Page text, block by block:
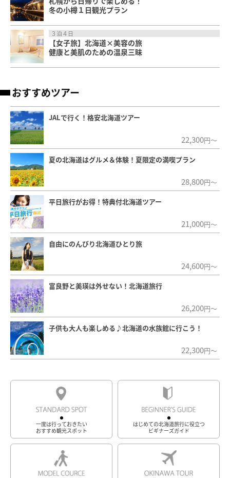
冬の小樽１日観光プラン
３泊４日
【女子旅】北海道×美容の旅
健康と美肌のための温泉三昧
おすすめツアー
JALで行く！格安北海道ツアー
22,300円～
夏の北海道はグルメ＆体験！夏限定の満喫プラン
28,800円～
平日旅行がお得！特典付北海道ツアー
21,000円～
自由にのんびり北海道ひとり旅
24,600円～
富良野と美瑛は外せない！北海道旅行
26,200円～
子供も大人も楽しめる♪北海道の水族館に行こう！
22,300円～
一度は行っておきたい
おすすめ観光スポット
はじめての北海道旅行に役立つ
ビギナーズガイド